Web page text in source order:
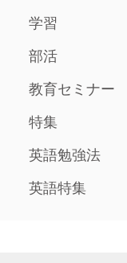
学習
部活
教育セミナー
特集
英語勉強法
英語特集